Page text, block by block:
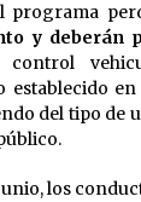
programa
y deberán
control
establecido
del tipo de
los